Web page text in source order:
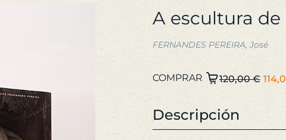
A escultura de
FERNANDES PEREIRA, José
120,00€ El
era:
A
Mafra
COMPRAR
Descripción